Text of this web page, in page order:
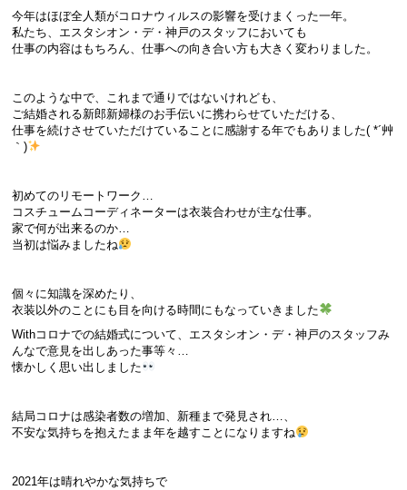
今年はほぼ全人類がコロナウィルスの影響を受けまくった一年。
私たち、エスタシオン・デ・神戸のスタッフにおいても
仕事の内容はもちろん、仕事への向き合い方も大きく変わりました。
このような中で、これまで通りではないけれども、
ご結婚される新郎新婦様のお手伝いに携わらせていただける、
仕事を続けさせていただけていることに感謝する年でもありました( *´艸
｀)
初めてのリモートワーク…
コスチュームコーディネーターは衣装合わせが主な仕事。
家で何が出来るのか…
当初は悩みましたね
個々に知識を深めたり、
衣装以外のことにも目を向ける時間にもなっていきました
Withコロナでの結婚式について、エスタシオン・デ・神戸のスタッフみ
んなで意見を出しあった事等々…
懐かしく思い出しました
結局コロナは感染者数の増加、新種まで発見され…、
不安な気持ちを抱えたまま年を越すことになりますね
2021年は晴れやかな気持ちで